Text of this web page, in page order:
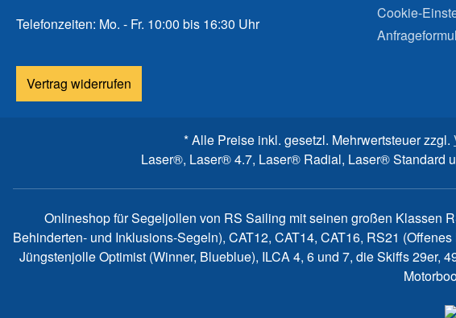
Telefonzeiten: Mo. - Fr. 10:00 bis 16:30 Uhr
Vertrag widerrufen
Cookie-
* Alle Preise inkl. gesetzl. Mehrwertsteuer zzgl.
Laser®, Laser® 4.7, Laser® Radial, Laser® Standard
Onlineshop für Segeljollen von RS Sailing mit seinen großen Klassen
Behinderten- und Inklusions-Segeln), CAT12, CAT14, CAT16, RS21
Jüngstenjolle Optimist (Winner, Blueblue), ILCA 4, 6 und 7, die Skiffs